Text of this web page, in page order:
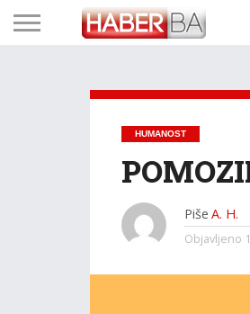
HUMANOST
Piše A. H.
Objavljeno